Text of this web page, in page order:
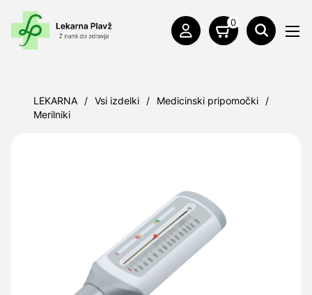
0
LEKARNA / Vsi izdelki / Medicinski pripomočki
/
Merilniki